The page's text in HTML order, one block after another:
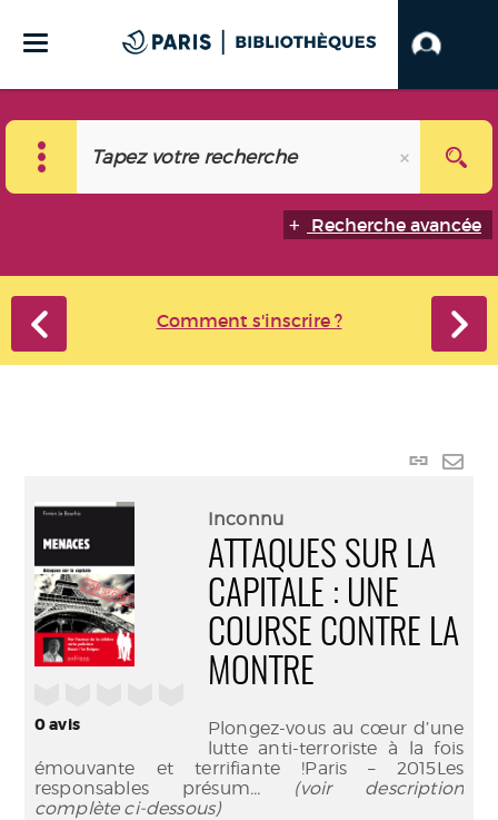
Recherche avancée
Comment s'inscrire ?
Lien
0avis
Inconnu
ATTAQUES SUR LA
CAPITALE : UNE
COURSE CONTRE LA
MONTRE
Plongez-vous au cœur d’une
lutte anti-terroriste à la fois
émouvante et terrifiante !Paris – 2015Les
responsables présum... (voir description
complète ci-dessous)